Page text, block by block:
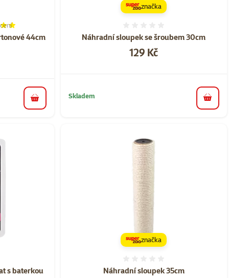
44cm
97%, počet hodnocení: 6
do košíku
Náhradní sloupek se šroubem 30cm
Cena
129 Kč
značka
Skladem
do
s baterkou
Náhradní sloupek 35cm
značka